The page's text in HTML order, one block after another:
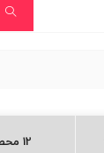
12 محصولات در هر صفحه